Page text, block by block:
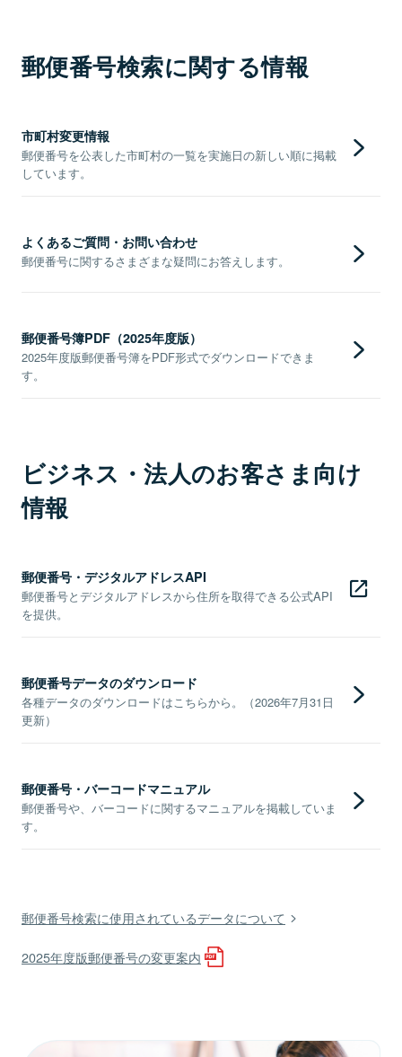
郵便番号検索に関する情報
市町村変更情報
郵便番号を公表した市町村の一覧を実施日の新しい順に掲載
しています。
よくあるご質問・お問い合わせ
郵便番号に関するさまざまな疑問にお答えします。
郵便番号簿PDF（2025年度版）
2025年度版郵便番号簿をPDF形式でダウンロードできま
す。
ビジネス・法人のお客さま向け
情報
郵便番号・デジタルアドレスAPI
郵便番号とデジタルアドレスから住所を取得できる公式API
を提供。
郵便番号データのダウンロード
各種データのダウンロードはこちらから。（2026年7月31日
更新）
郵便番号・バーコードマニュアル
郵便番号や、バーコードに関するマニュアルを掲載していま
す。
郵便番号検索に使用されているデータについて
2025年度版郵便番号の変更案内